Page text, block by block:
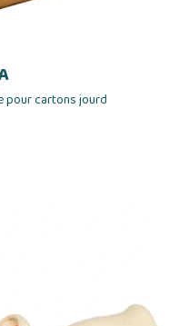
pour cartons jourd